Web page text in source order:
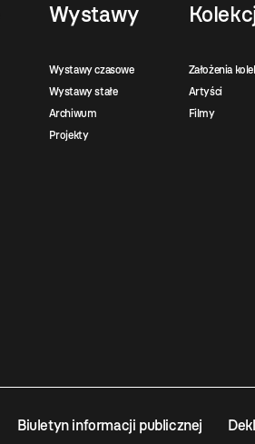
Wystawy
Wystawy czasowe
Wystawy stałe
Archiwum
Projekty
Założenia
Artyści
Filmy
Biuletyn informacji publicznej